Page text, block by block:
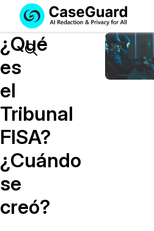
Servicios
A
STUDIO
¿Qué
es
el
Tribunal
FISA?
¿Cuándo
se
creó?